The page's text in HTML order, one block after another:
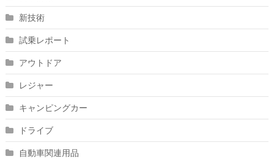
新技術
試乗レポート
アウトドア
レジャー
キャンピングカー
ドライブ
自動車関連用品